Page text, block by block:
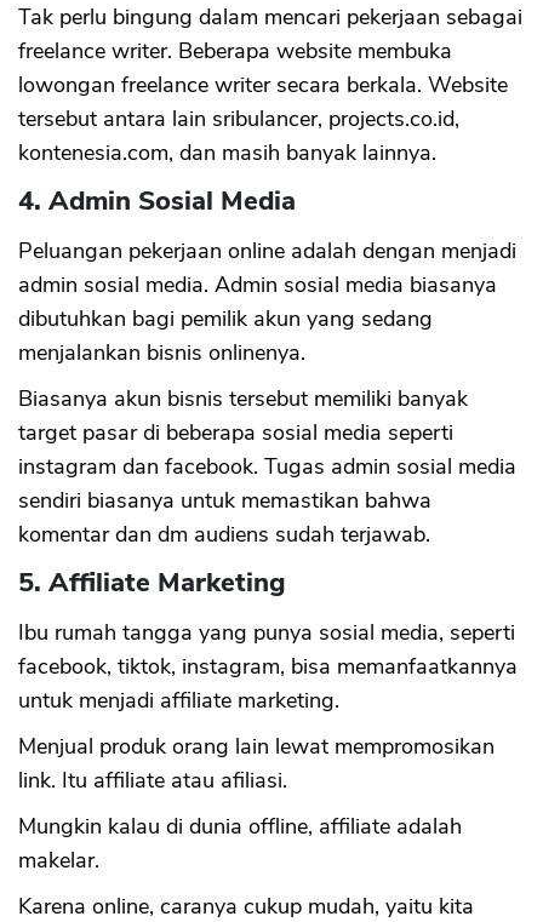
Tak perlu bingung dalam mencari pekerjaan sebagai
freelance writer. Beberapa website membuka
lowongan freelance writer secara berkala. Website
tersebut antara lain sribulancer, projects.co.id,
kontenesia.com, dan masih banyak lainnya.
4. Admin Sosial Media
Peluangan pekerjaan online adalah dengan menjadi
admin sosial media. Admin sosial media biasanya
dibutuhkan bagi pemilik akun yang sedang
menjalankan bisnis onlinenya.
Biasanya akun bisnis tersebut memiliki banyak
target pasar di beberapa sosial media seperti
instagram dan facebook. Tugas admin sosial media
sendiri biasanya untuk memastikan bahwa
komentar dan dm audiens sudah terjawab.
5. Affiliate Marketing
Ibu rumah tangga yang punya sosial media, seperti
facebook, tiktok, instagram, bisa memanfaatkannya
untuk menjadi affiliate marketing.
Menjual produk orang lain lewat mempromosikan
link. Itu affiliate atau afiliasi.
Mungkin kalau di dunia offline, affiliate adalah
makelar.
Karena online, caranya cukup mudah, yaitu kita